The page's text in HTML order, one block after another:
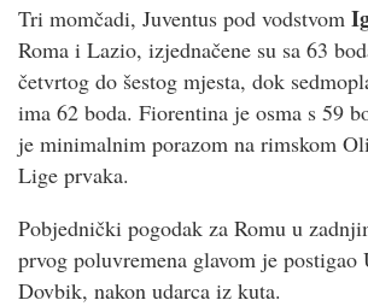
Tri momčadi, Juventus pod vodstvom
Roma i Lazio, izjednačene su sa 63
četvrtog do šestog mjesta, dok
ima 62 boda. Fiorentina je osma s 59
je minimalnim porazom na rimskom
Lige prvaka.
Pobjednički pogodak za Romu u
prvog poluvremena glavom je
Dovbik, nakon udarca iz kuta.